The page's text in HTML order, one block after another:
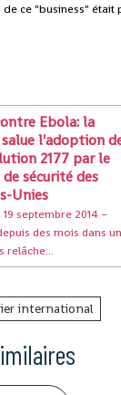
ce "business" était
Ebola: la
salue l'adoption
2177 par le
sécurité des
Unies
septembre 2014 –
des mois dans
relâche...
international